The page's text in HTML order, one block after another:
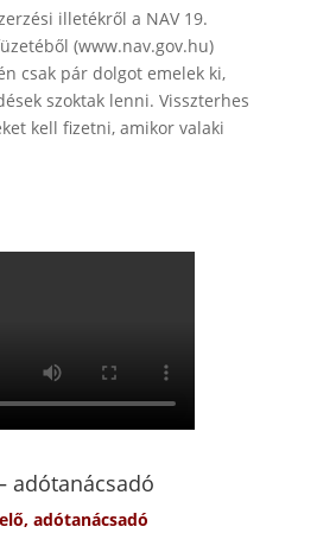
illetékről a NAV 19.
(www.nav.gov.hu)
csak pár dolgot emelek ki,
szoktak lenni. Visszterhes
kell fizetni, amikor valaki
adótanácsadó
adótanácsadó